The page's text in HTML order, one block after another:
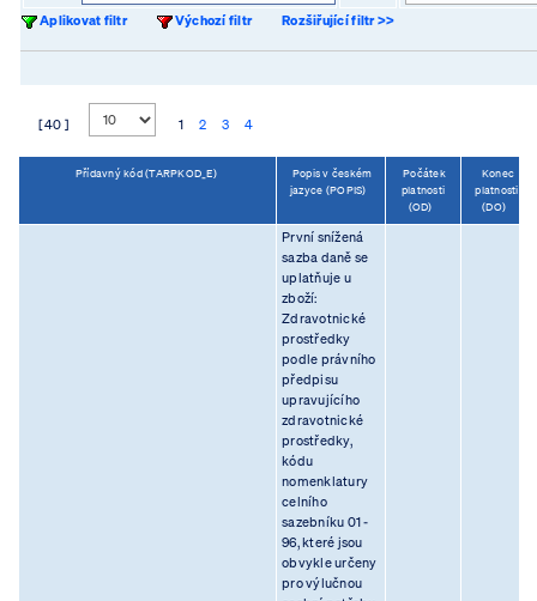
Aplikovat filtr
Výchozí filtr Rozšiřující filtr >>
[ 40 ] 1 2 3 4
Přídavný kód (TARPKOD_E)
Popis v českém
jazyce (POPIS)
Počátek
platnosti
(OD)
Konec
platnosti
(DO)
První snížená
sazba daně se
uplatňuje u
zboží:
Zdravotnické
prostředky
podle právního
předpisu
upravujícího
zdravotnické
prostředky,
kódu
nomenklatury
celního
sazebníku 01 -
96, které jsou
obvykle určeny
pro výlučnou